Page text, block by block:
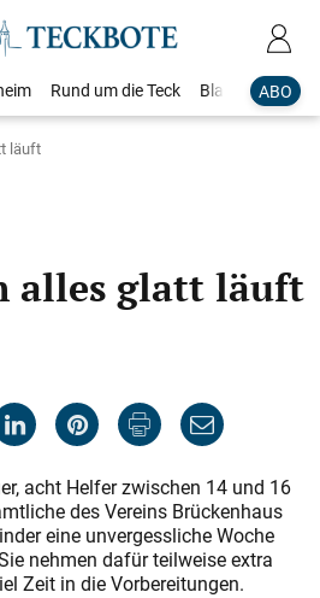
ABO
Rund um die Teck Blaulicht
läuft
alles glatt läuft
acht Helfer zwischen 14 und 16
des Vereins Brückenhaus
eine unvergessliche Woche
nehmen dafür teilweise extra
Zeit in die Vorbereitungen.